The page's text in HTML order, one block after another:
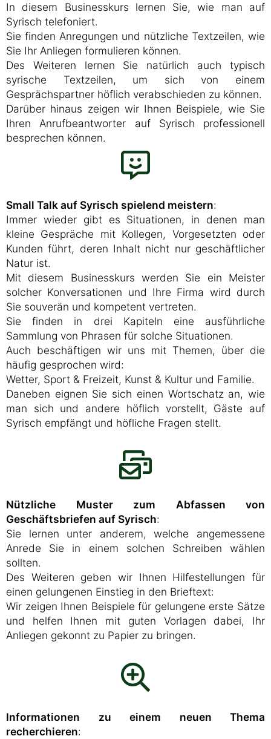
In diesem Businesskurs lernen Sie, wie man auf
Syrisch telefoniert.
Sie finden Anregungen und nützliche Textzeilen, wie
Sie Ihr Anliegen formulieren können.
Des Weiteren lernen Sie natürlich auch typisch
syrische Textzeilen, um sich von einem
Gesprächspartner höflich verabschieden zu können.
Darüber hinaus zeigen wir Ihnen Beispiele, wie Sie
Ihren Anrufbeantworter auf Syrisch professionell
besprechen können.
Small Talk auf Syrisch spielend meistern:
Immer wieder gibt es Situationen, in denen man
kleine Gespräche mit Kollegen, Vorgesetzten oder
Kunden führt, deren Inhalt nicht nur geschäftlicher
Natur ist.
Mit diesem Businesskurs werden Sie ein Meister
solcher Konversationen und Ihre Firma wird durch
Sie souverän und kompetent vertreten.
Sie finden in drei Kapiteln eine ausführliche
Sammlung von Phrasen für solche Situationen.
Auch beschäftigen wir uns mit Themen, über die
häufig gesprochen wird:
Wetter, Sport & Freizeit, Kunst & Kultur und Familie.
Daneben eignen Sie sich einen Wortschatz an, wie
man sich und andere höflich vorstellt, Gäste auf
Syrisch empfängt und höfliche Fragen stellt.
Nützliche Muster zum Abfassen von
Geschäftsbriefen auf Syrisch:
Sie lernen unter anderem, welche angemessene
Anrede Sie in einem solchen Schreiben wählen
sollten.
Des Weiteren geben wir Ihnen Hilfestellungen für
einen gelungenen Einstieg in den Brieftext:
Wir zeigen Ihnen Beispiele für gelungene erste Sätze
und helfen Ihnen mit guten Vorlagen dabei, Ihr
Anliegen gekonnt zu Papier zu bringen.
Informationen zu einem neuen Thema
recherchieren: